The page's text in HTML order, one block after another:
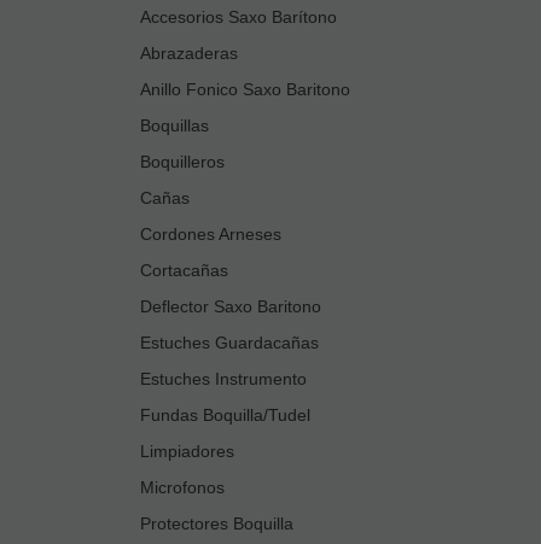
Accesorios Saxo Barítono
Abrazaderas
Anillo Fonico Saxo Baritono
Boquillas
Boquilleros
Cañas
Cordones Arneses
Cortacañas
Deflector Saxo Baritono
Estuches Guardacañas
Estuches Instrumento
Fundas Boquilla/Tudel
Limpiadores
Microfonos
Protectores Boquilla